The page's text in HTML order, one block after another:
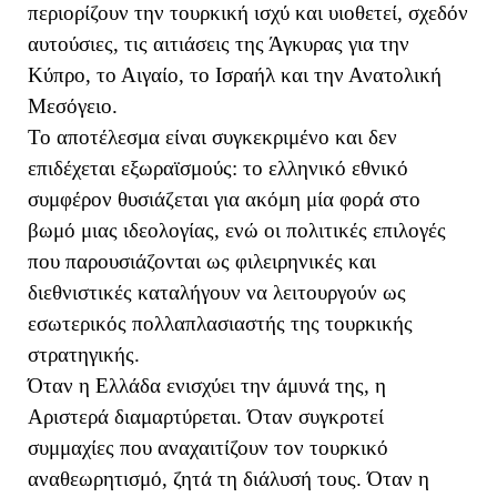
περιορίζουν την τουρκική ισχύ και υιοθετεί, σχεδόν
αυτούσιες, τις αιτιάσεις της Άγκυρας για την
Κύπρο, το Αιγαίο, το Ισραήλ και την Ανατολική
Μεσόγειο.
Το αποτέλεσμα είναι συγκεκριμένο και δεν
επιδέχεται εξωραϊσμούς: το ελληνικό εθνικό
συμφέρον θυσιάζεται για ακόμη μία φορά στο
βωμό μιας ιδεολογίας, ενώ οι πολιτικές επιλογές
που παρουσιάζονται ως φιλειρηνικές και
διεθνιστικές καταλήγουν να λειτουργούν ως
εσωτερικός πολλαπλασιαστής της τουρκικής
στρατηγικής.
Όταν η Ελλάδα ενισχύει την άμυνά της, η
Αριστερά διαμαρτύρεται. Όταν συγκροτεί
συμμαχίες που αναχαιτίζουν τον τουρκικό
αναθεωρητισμό, ζητά τη διάλυσή τους. Όταν η